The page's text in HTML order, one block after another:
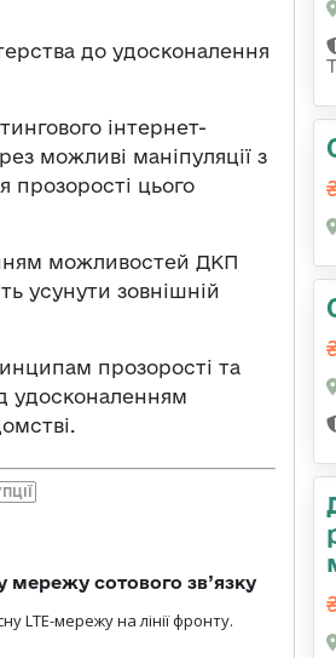
до удосконалення
інтернет-
можливі маніпуляції з
прозорості цього
можливостей ДКП
усунути зовнішній
прозорості та
удосконаленням
сотового зв’язку
LTE-мережу на лінії фронту.